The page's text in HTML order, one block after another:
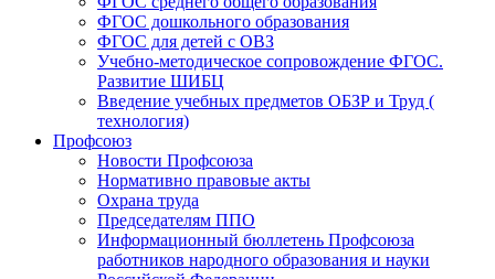
ФГОС дошкольного образования
ФГОС для детей с ОВЗ
Учебно-методическое сопровождение ФГОС.
Развитие ШИБЦ
Введение учебных предметов ОБЗР и Труд (
технология)
Профсоюз
Новости Профсоюза
Нормативно правовые акты
Охрана труда
Председателям ППО
Информационный бюллетень Профсоюза
работников народного образования и науки